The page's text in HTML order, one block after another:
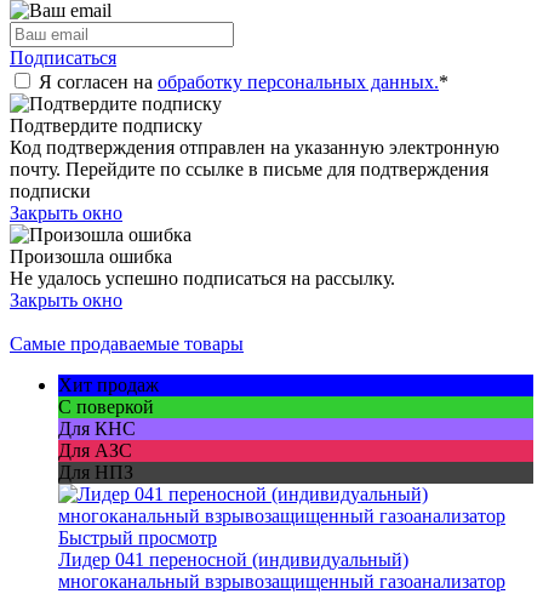
Подписаться
Я согласен на обработку персональных данных.*
Подтвердите подписку
Код подтверждения отправлен на указанную электронную
почту. Перейдите по ссылке в письме для подтверждения
подписки
Закрыть окно
Произошла ошибка
Не удалось успешно подписаться на рассылку.
Закрыть окно
Самые продаваемые товары
Хит продаж
С поверкой
Для КНС
Для АЗС
Для НПЗ
Быстрый просмотр
Лидер 041 переносной (индивидуальный)
многоканальный взрывозащищенный газоанализатор